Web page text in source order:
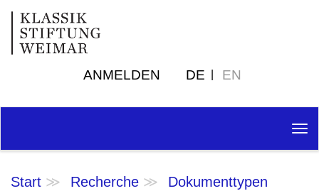
ANMELDEN DE EN
Start Recherche
Dokumenttypen